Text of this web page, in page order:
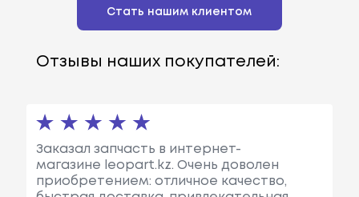
Стать нашим клиентом
Отзывы наших покупателей:
Заказал запчасть в интернет-
магазине leopart.kz. Очень доволен
приобретением: отличное качество,